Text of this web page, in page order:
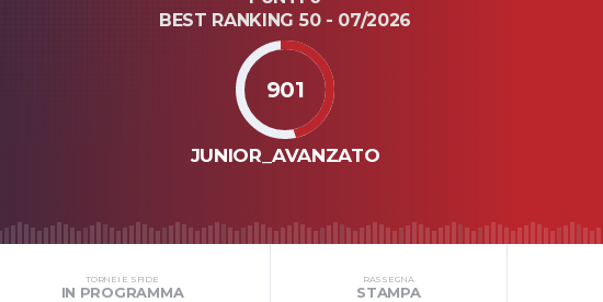
BEST RANKING 50 - 07/2026
901
JUNIOR_AVANZATO
TORNEI E SFIDE
IN PROGRAMMA
RASSEGNA
STAMPA